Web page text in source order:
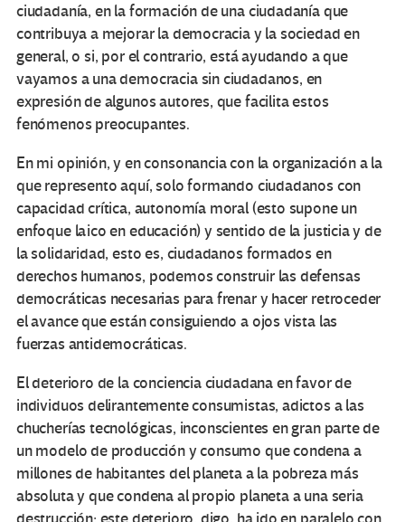
ciudadanía, en la formación de una ciudadanía que
contribuya a mejorar la democracia y la sociedad en
general, o si, por el contrario, está ayudando a que
vayamos a una democracia sin ciudadanos, en
expresión de algunos autores, que facilita estos
fenómenos preocupantes.
En mi opinión, y en consonancia con la organización a la
que represento aquí, solo formando ciudadanos con
capacidad crítica, autonomía moral (esto supone un
enfoque laico en educación) y sentido de la justicia y de
la solidaridad, esto es, ciudadanos formados en
derechos humanos, podemos construir las defensas
democráticas necesarias para frenar y hacer retroceder
el avance que están consiguiendo a ojos vista las
fuerzas antidemocráticas.
El deterioro de la conciencia ciudadana en favor de
individuos delirantemente consumistas, adictos a las
chucherías tecnológicas, inconscientes en gran parte de
un modelo de producción y consumo que condena a
millones de habitantes del planeta a la pobreza más
absoluta y que condena al propio planeta a una seria